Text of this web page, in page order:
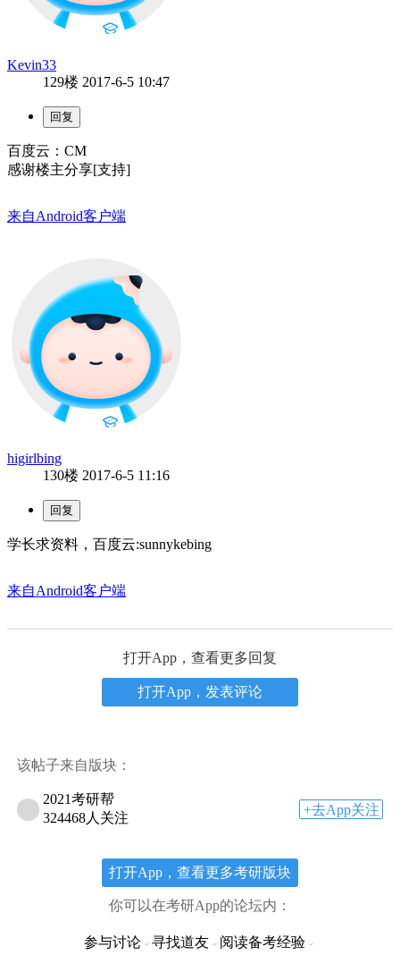
Kevin33
129楼 2017-6-5 10:47
百度云：CM
感谢楼主分享[支持]
来自Android客户端
higirlbing
130楼 2017-6-5 11:16
学长求资料，百度云:sunnykebing
来自Android客户端
打开App，查看更多回复
打开App，发表评论
该帖子来自版块：
2021考研帮
324468人关注
+去App关注
打开App，查看更多考研版块
你可以在考研App的论坛内：
参与讨论 寻找道友 阅读备考经验